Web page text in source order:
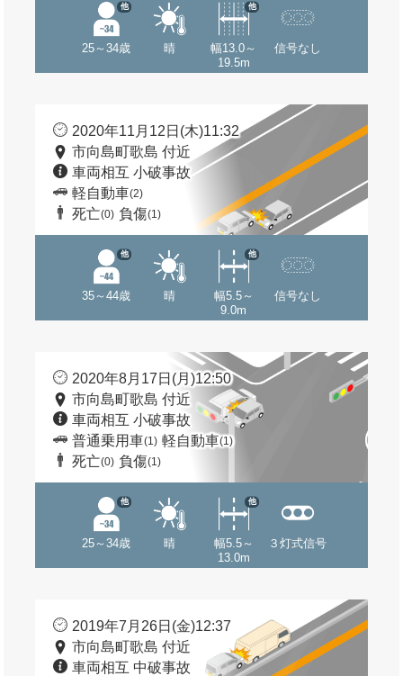
25～34歳
他
晴
幅13.0～
19.5m
他
信号なし
2020年11月12日(木)11:32
市向島町歌島 付近
車両相互 小破事故
軽自動車(2)
死亡(0) 負傷(1)
35～44歳
他
晴
幅5.5～
9.0m
他
信号なし
2020年8月17日(月)12:50
市向島町歌島 付近
車両相互 小破事故
普通乗用車(1) 軽自動車(1)
死亡(0) 負傷(1)
25～34歳
他
晴
幅5.5～
13.0m
他
３灯式信号
2019年7月26日(金)12:37
市向島町歌島 付近
車両相互 中破事故